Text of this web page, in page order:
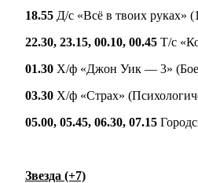
18.55 Д/с «Всё в твоих руках»
22.30, 23.15, 00.10, 00.45 Т/с
01.30 Х/ф «Джон Уик — 3»
03.30 Х/ф «Страх»
05.00, 05.45, 06.30, 07.15
Звезда (+7)